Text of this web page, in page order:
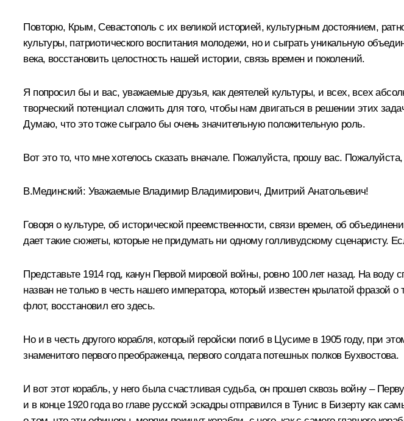
Повторю, Крым, Севастополь с их великой историей, культурным достоянием,
культуры, патриотического воспитания молодежи, но и сыграть уникальную
века, восстановить целостность нашей истории, связь времен и поколений.
Я попросил бы и вас, уважаемые друзья, как деятелей культуры, и всех, всех
творческий потенциал сложить для того, чтобы нам двигаться в решении этих
Думаю, что это тоже сыграло бы очень значительную положительную роль.
Вот это то, что мне хотелось сказать вначале. Пожалуйста, прошу вас.
В.Мединский: Уважаемые Владимир Владимирович, Дмитрий Анатольевич!
Говоря о культуре, об исторической преемственности, связи времен, об
дает такие сюжеты, которые не придумать ни одному голливудскому сценаристу.
Представьте 1914 год, канун Первой мировой войны, ровно 100 лет назад. На
назван не только в честь нашего императора, который известен крылатой
флот, восстановил его здесь.
Но и в честь другого корабля, который геройски погиб в Цусиме в 1905 году, при
знаменитого первого преображенца, первого солдата потешных полков Бухвостова.
И вот этот корабль, у него была счастливая судьба, он прошел сквозь войну –
и в конце 1920 года во главе русской эскадры отправился в Тунис в Бизерту как